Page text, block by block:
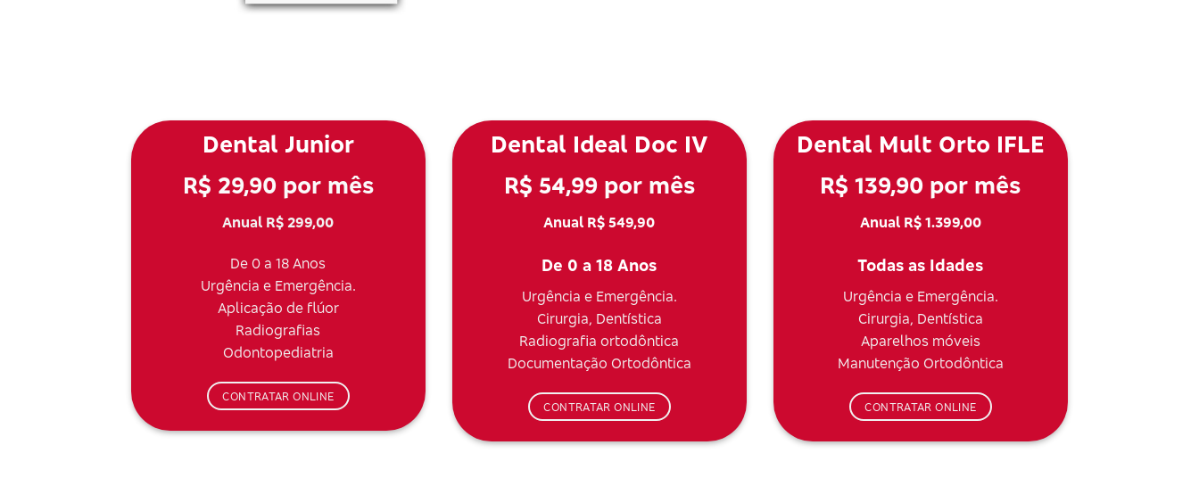
Dental Junior
R$ 29,90 por mês
Anual R$ 299,00
De 0 a 18 Anos
Urgência e Emergência.
Aplicação de flúor
Radiografias
Odontopediatria
CONTRATAR ONLINE
Dental Ideal Doc IV
R$ 54,99 por mês
Anual R$ 549,90
De 0 a 18 Anos
Urgência e Emergência.
Cirurgia, Dentística
Radiografia ortodôntica
Documentação Ortodôntica
CONTRATAR ONLINE
Dental Mult Orto IFLE
R$ 139,90 por mês
Anual R$ 1.399,00
Todas as Idades
Urgência e Emergência.
Cirurgia, Dentística
Aparelhos móveis
Manutenção Ortodôntica
CONTRATAR ONLINE